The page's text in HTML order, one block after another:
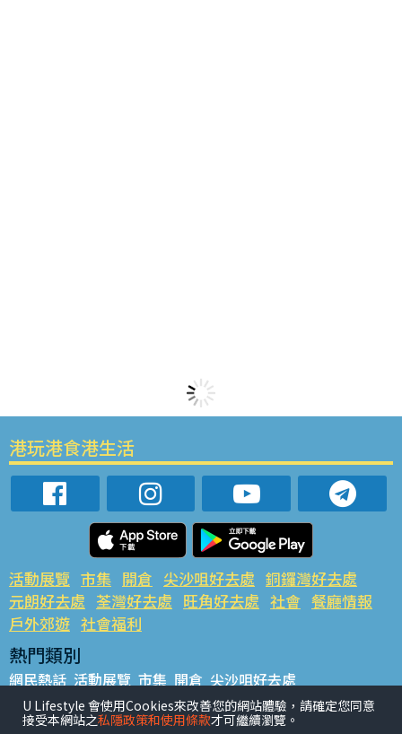
港玩港食港生活
活動展覽 市集 開倉 尖沙咀好去處 銅鑼灣好去處
元朗好去處 荃灣好去處 旺角好去處 社會 餐廳情報
戶外郊遊 社會福利
熱門類別
網民熱話 活動展覽 市集 開倉 尖沙咀好去處
銅鑼灣好去處 元朗好去處 荃灣好去處 旺角好去處 社會
餐廳情報 戶外郊遊
U Lifestyle 會使用Cookies來改善您的網站體驗，請確定您同意
接受本網站之私隱政策和使用條款才可繼續瀏覽。